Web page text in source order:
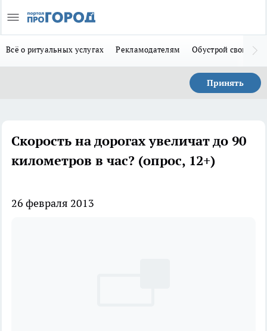
Всё о ритуальных услугах Рекламодателям Обустрой свой дом
Принять
Скорость на дорогах увеличат до 90
километров в час? (опрос, 12+)
26 февраля 2013